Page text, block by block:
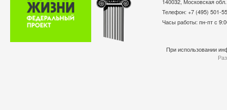
Телефон: +7 (495)
Часы работы: пн-пт с
При использовании